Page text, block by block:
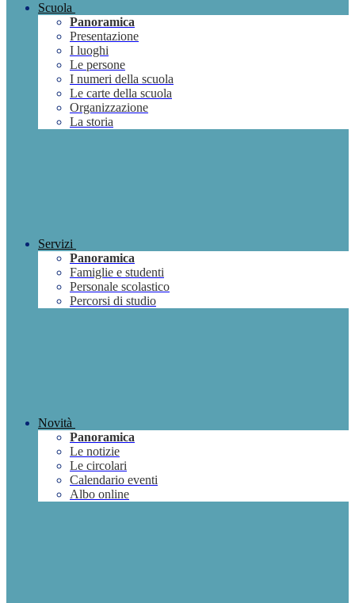
Scuola
Panoramica
Presentazione
I luoghi
Le persone
I numeri della scuola
Le carte della scuola
Organizzazione
La storia
Servizi
Panoramica
Famiglie e studenti
Personale scolastico
Percorsi di studio
Novità
Panoramica
Le notizie
Le circolari
Calendario eventi
Albo online